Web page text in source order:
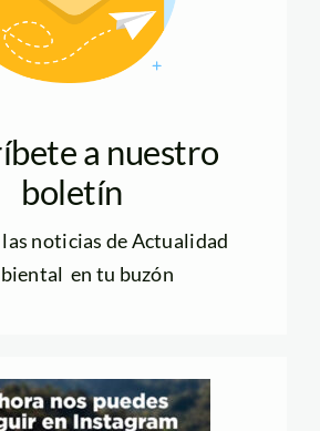
a nuestro
boletín
noticias de Actualidad
en tu buzón